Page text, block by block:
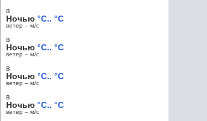
в
Ночью °C.. °C
ветер – м/c
в
Ночью °C.. °C
ветер – м/c
в
Ночью °C.. °C
ветер – м/c
в
Ночью °C.. °C
ветер – м/c